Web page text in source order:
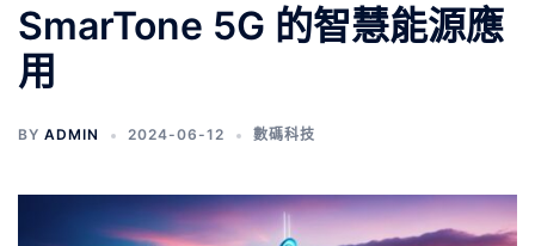
SmarTone 5G 的智慧能源應
用
BY ADMIN 2024-06-12 數碼科技